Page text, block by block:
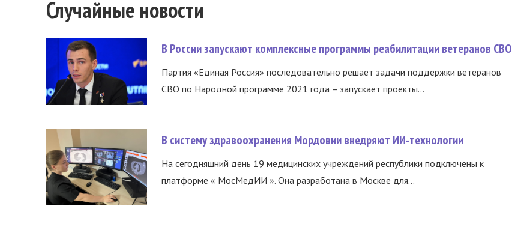
Случайные новости
В России запускают комплексные программы реабилитации ветеранов СВО
Партия «Единая Россия» последовательно решает задачи поддержки ветеранов
СВО по Народной программе 2021 года – запускает проекты...
В систему здравоохранения Мордовии внедряют ИИ-технологии
На сегодняшний день 19 медицинских учреждений республики подключены к
платформе « МосМедИИ ». Она разработана в Москве для...